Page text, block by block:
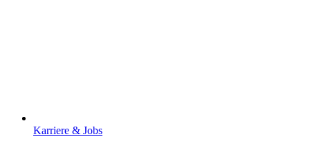
Karriere & Jobs